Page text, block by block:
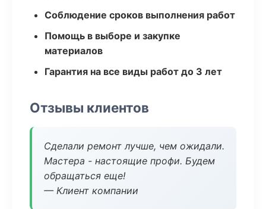
Соблюдение сроков выполнения работ
Помощь в выборе и закупке
материалов
Гарантия на все виды работ до 3 лет
Отзывы клиентов
Сделали ремонт лучше, чем ожидали.
Мастера - настоящие профи. Будем
обращаться еще!
— Клиент компании